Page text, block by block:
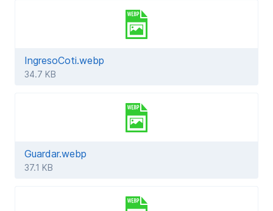
IngresoCoti.webp
34.7 KB
Guardar.webp
37.1 KB